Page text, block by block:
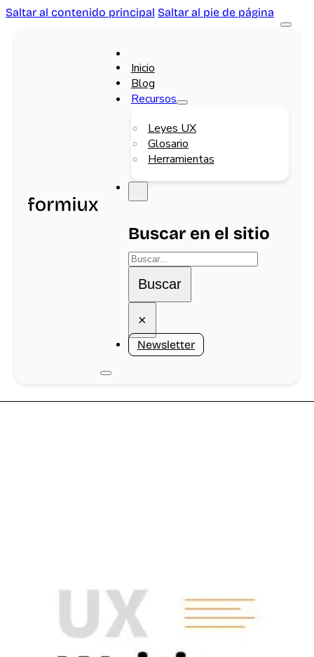
Saltar al contenido principal Saltar al pie de página
Inicio
Blog
Recursos
Leyes UX
Glosario
Herramientas
Buscar en el sitio
Buscar
Buscar
×
Newsletter